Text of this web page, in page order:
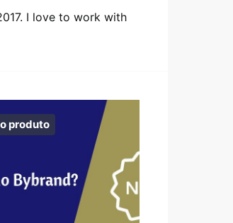
I love to work with
produto